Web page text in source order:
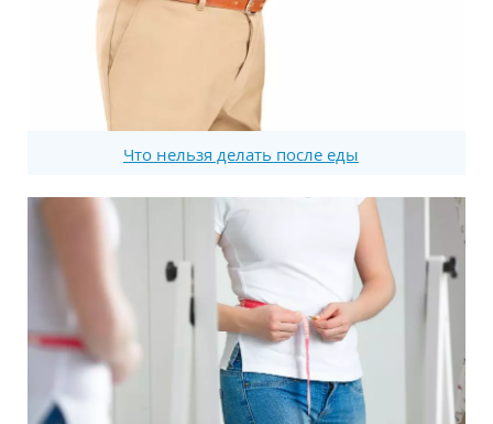
Что нельзя делать после еды